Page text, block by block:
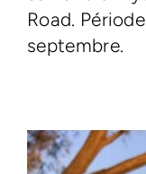
Road.
septembre.